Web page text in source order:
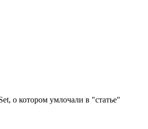
о котором умлочали в "статье"